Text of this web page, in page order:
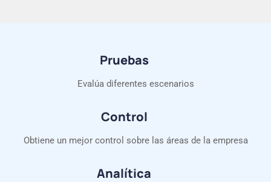
Pruebas
Evalúa diferentes escenarios
Control
Obtiene un mejor control sobre las áreas de la empresa
Analítica